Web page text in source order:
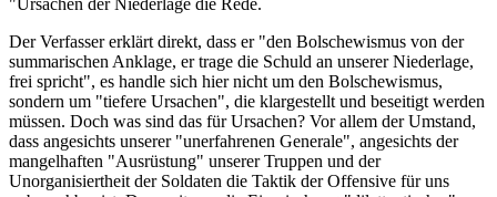
"Ursachen der Niederlage die Rede.
Der Verfasser erklärt direkt, dass er "den Bolschewismus von der
summarischen Anklage, er trage die Schuld an unserer Niederlage,
frei spricht", es handle sich hier nicht um den Bolschewismus,
sondern um "tiefere Ursachen", die klargestellt und beseitigt werden
müssen. Doch was sind das für Ursachen? Vor allem der Umstand,
dass angesichts unserer "unerfahrenen Generale", angesichts der
mangelhaften "Ausrüstung" unserer Truppen und der
Unorganisiertheit der Soldaten die Taktik der Offensive für uns